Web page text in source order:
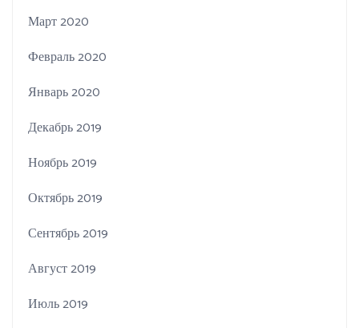
Март 2020
Февраль 2020
Январь 2020
Декабрь 2019
Ноябрь 2019
Октябрь 2019
Сентябрь 2019
Август 2019
Июль 2019